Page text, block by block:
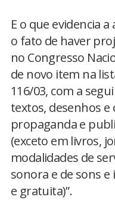
E o que evidencia
o fato de haver
no Congresso
de novo item na
116/03, com a
textos, desenhos
propaganda e
(exceto em livros,
modalidades de
sonora e de sons
e gratuita)”.